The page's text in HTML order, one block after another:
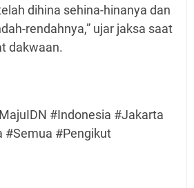
dihina sehina-hinanya dan
rendahnya,” ujar jaksa saat
dakwaan.
#Indonesia #Jakarta
#Semua #Pengikut